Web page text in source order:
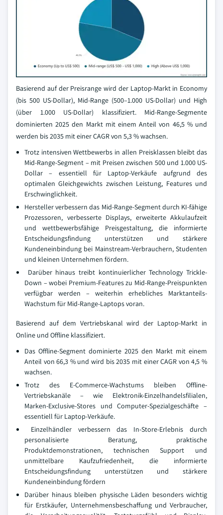
Basierend auf der Preisrange wird der Laptop-Markt in Economy
(bis 500 US-Dollar), Mid-Range (500–1.000 US-Dollar) und High
(über 1.000 US-Dollar) klassifiziert. Mid-Range-Segmente
dominierten 2025 den Markt mit einem Anteil von 46,5 % und
werden bis 2035 mit einer CAGR von 5,3 % wachsen.
Trotz intensiven Wettbewerbs in allen Preisklassen bleibt das
Mid-Range-Segment – mit Preisen zwischen 500 und 1.000 US-
Dollar – essentiell für Laptop-Verkäufe aufgrund des
optimalen Gleichgewichts zwischen Leistung, Features und
Erschwinglichkeit.
Hersteller verbessern das Mid-Range-Segment durch KI-fähige
Prozessoren, verbesserte Displays, erweiterte Akkulaufzeit
und wettbewerbsfähige Preisgestaltung, die informierte
Entscheidungsfindung unterstützen und stärkere
Kundeneinbindung bei Mainstream-Verbrauchern, Studenten
und kleinen Unternehmen fördern.
Darüber hinaus treibt kontinuierlicher Technology Trickle-
Down – wobei Premium-Features zu Mid-Range-Preispunkten
verfügbar werden – weiterhin erhebliches Marktanteils-
Wachstum für Mid-Range-Laptops voran.
Basierend auf dem Vertriebskanal wird der Laptop-Markt in
Online und Offline klassifiziert.
Das Offline-Segment dominierte 2025 den Markt mit einem
Anteil von 66,3 % und wird bis 2035 mit einer CAGR von 4,5 %
wachsen.
Trotz des E-Commerce-Wachstums bleiben Offline-
Vertriebskanäle – wie Elektronik-Einzelhandelsfilialen,
Marken-Exclusive-Stores und Computer-Spezialgeschäfte –
essentiell für Laptop-Verkäufe.
Einzelhändler verbessern das In-Store-Erlebnis durch
personalisierte Beratung, praktische
Produktdemonstrationen, technischen Support und
unmittelbare Kaufzufriedenheit, die informierte
Entscheidungsfindung unterstützen und stärkere
Kundeneinbindung fördern
Darüber hinaus bleiben physische Läden besonders wichtig
für Erstkäufer, Unternehmensbeschaffung und Verbraucher,